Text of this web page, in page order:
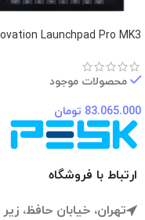
Launchpad Pro MK3
محصولات موجود
83.065.000 تومان
ارتباط با فروشگاه
تهران، خیابان حافظ،